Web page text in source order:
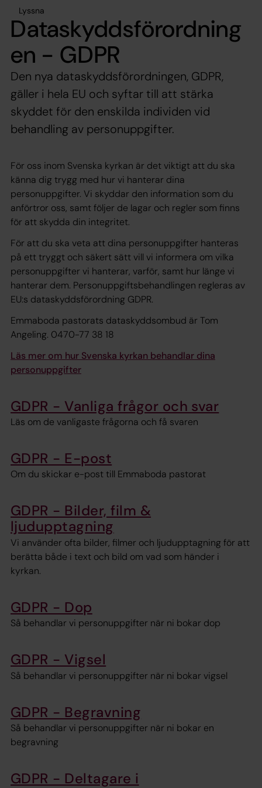
Lyssna
Dataskyddsförordning
en - GDPR
Den nya dataskyddsförordningen, GDPR,
gäller i hela EU och syftar till att stärka
skyddet för den enskilda individen vid
behandling av personuppgifter.
För oss inom Svenska kyrkan är det viktigt att du ska
känna dig trygg med hur vi hanterar dina
personuppgifter. Vi skyddar den information som du
anförtror oss, samt följer de lagar och regler som finns
för att skydda din integritet.
För att du ska veta att dina personuppgifter hanteras
på ett tryggt och säkert sätt vill vi informera om vilka
personuppgifter vi hanterar, varför, samt hur länge vi
hanterar dem. Personuppgiftsbehandlingen regleras av
EU:s dataskyddsförordning GDPR.
Emmaboda pastorats dataskyddsombud är Tom
Angeling. 0470-77 38 18
Läs mer om hur Svenska kyrkan behandlar dina
personuppgifter
GDPR - Vanliga frågor och svar
Läs om de vanligaste frågorna och få svaren
GDPR - E-post
Om du skickar e-post till Emmaboda pastorat
GDPR - Bilder, film &
ljudupptagning
Vi använder ofta bilder, filmer och ljudupptagning för att
berätta både i text och bild om vad som händer i
kyrkan.
GDPR - Dop
Så behandlar vi personuppgifter när ni bokar dop
GDPR - Vigsel
Så behandlar vi personuppgifter när ni bokar vigsel
GDPR - Begravning
Så behandlar vi personuppgifter när ni bokar en
begravning
GDPR - Deltagare i